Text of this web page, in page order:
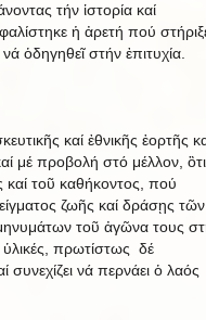
τήν ἱστορία καί
ἡ ἀρετή πού
ὁδηγηθεῖ στήν ἐπιτυχία.
καί ἐθνικῆς ἑορτῆς
μέ προβολή στό μέλλον, ὃτι
καί τοῦ καθήκοντος, πού
ζωῆς καί δράσῃς τῶν
τοῦ ἀγῶνα τους
ὑλικές, πρωτίστως δέ
συνεχίζει νά περνάει ὁ λαός